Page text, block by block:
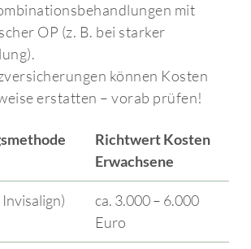
mit
OP (z. B. bei starker
können Kosten
erstatten – vorab prüfen!
Richtwert Kosten
Erwachsene
ca. 3.000 – 6.000
Euro